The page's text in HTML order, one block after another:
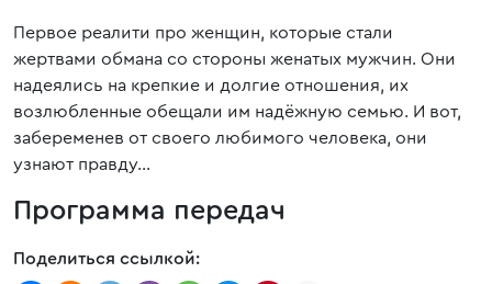
Первое реалити про женщин, которые стали
жертвами обмана со стороны женатых мужчин. Они
надеялись на крепкие и долгие отношения, их
возлюбленные обещали им надёжную семью. И вот,
забеременев от своего любимого человека, они
узнают правду…
Программа передач
Поделиться ссылкой: